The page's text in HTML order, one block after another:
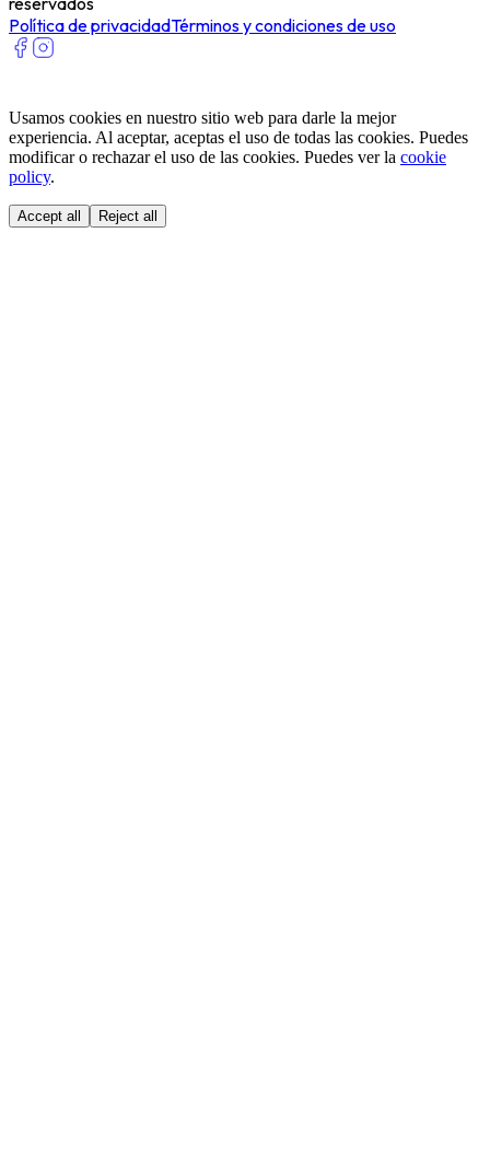
Política de privacidadTérminos y condiciones de uso
Usamos cookies en nuestro sitio web para darle la mejor
experiencia. Al aceptar, aceptas el uso de todas las cookies. Puedes
modificar o rechazar el uso de las cookies. Puedes ver la cookie
policy.
Accept all Reject all